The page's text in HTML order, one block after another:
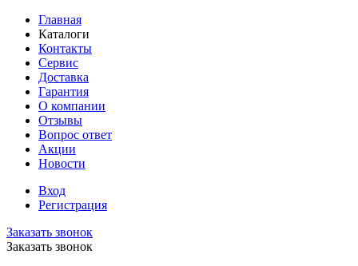
Главная
Каталоги
Контакты
Сервис
Доставка
Гарантия
О компании
Отзывы
Вопрос ответ
Акции
Новости
Вход
Регистрация
Заказать звонок
Заказать звонок